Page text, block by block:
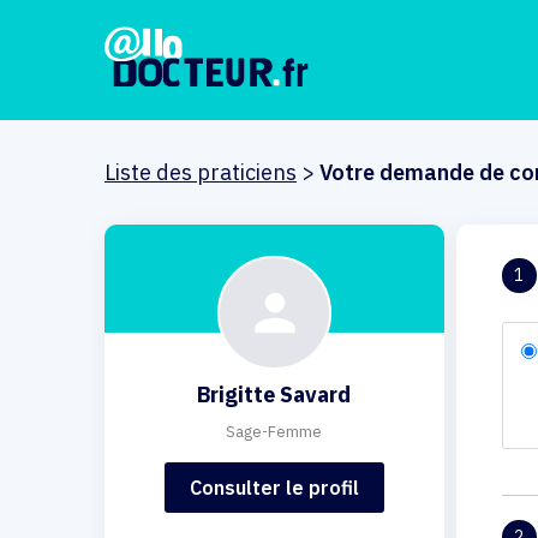
Liste des praticiens > Votre demande de
Brigitte Savard
Sage-Femme
Consulter le profil
1